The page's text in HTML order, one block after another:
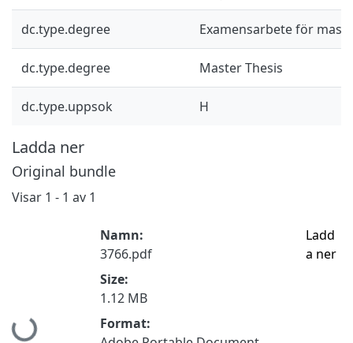
dc.type.degree Examensarbete för
dc.type.degree Master Thesis
dc.type.uppsok H
Ladda ner
Original bundle
Visar 1 - 1 av 1
Hämtar...
Namn:
3766.pdf
Size:
1.12 MB
Format:
Ladd
a ner